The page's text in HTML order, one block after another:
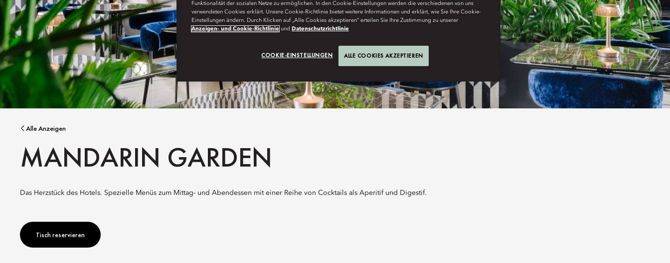
Alle Anzeigen
MANDARIN GARDEN
Das Herzstück des Hotels. Spezielle Menüs zum Mittag- und Abendessen mit einer Reihe von Cocktails als Aperitif und Digestif.
Tisch reservieren
Funktionalität der sozialen Netze zu ermöglichen. In den Cookie-Einstellungen werden die verschiedenen von uns
verwendeten Cookies erklärt. Unsere Cookie-Richtlinie bietet weitere Informationen und erklärt, wie Sie Ihre Cookie-
Einstellungen ändern. Durch Klicken auf „Alle Cookies akzeptieren“ erteilen Sie Ihre Zustimmung zu unserer
Anzeigen- und Cookie-Richtlinie und Datenschutzrichtlinie
COOKIE-EINSTELLUNGEN ALLE COOKIES AKZEPTIEREN